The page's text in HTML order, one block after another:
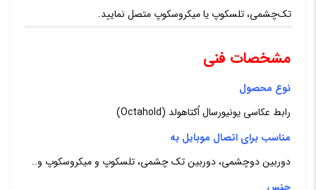
تک‌چشمی، تلسکوپ یا میکروسکوپ متصل نمایید.
مشخصات فنی
نوع محصول
رابط عکاسی یونیورسال اُکتاهولد (Octahold)
مناسب برای اتصال موبایل به
دوربین دوچشمی، دوربین تک چشمی، تلسکوپ و میکروسکوپ و..